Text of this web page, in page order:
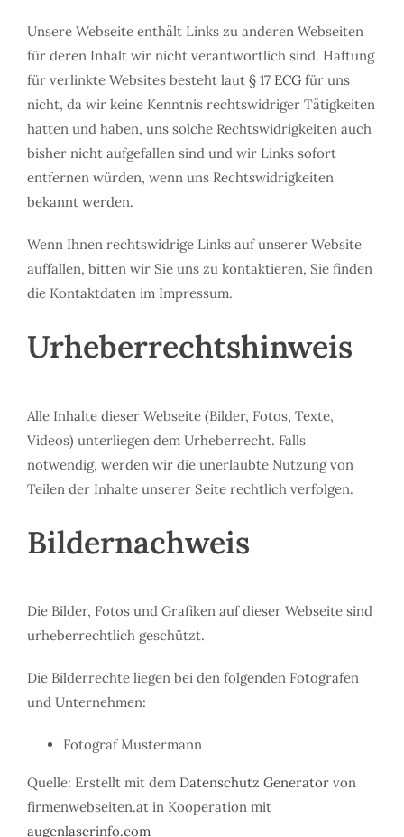
Unsere Webseite enthält Links zu anderen Webseiten
für deren Inhalt wir nicht verantwortlich sind. Haftung
für verlinkte Websites besteht laut § 17 ECG für uns
nicht, da wir keine Kenntnis rechtswidriger Tätigkeiten
hatten und haben, uns solche Rechtswidrigkeiten auch
bisher nicht aufgefallen sind und wir Links sofort
entfernen würden, wenn uns Rechtswidrigkeiten
bekannt werden.
Wenn Ihnen rechtswidrige Links auf unserer Website
auffallen, bitten wir Sie uns zu kontaktieren, Sie finden
die Kontaktdaten im Impressum.
Urheberrechtshinweis
Alle Inhalte dieser Webseite (Bilder, Fotos, Texte,
Videos) unterliegen dem Urheberrecht. Falls
notwendig, werden wir die unerlaubte Nutzung von
Teilen der Inhalte unserer Seite rechtlich verfolgen.
Bildernachweis
Die Bilder, Fotos und Grafiken auf dieser Webseite sind
urheberrechtlich geschützt.
Die Bilderrechte liegen bei den folgenden Fotografen
und Unternehmen:
Fotograf Mustermann
Quelle: Erstellt mit dem Datenschutz Generator von
firmenwebseiten.at in Kooperation mit
augenlaserinfo.com